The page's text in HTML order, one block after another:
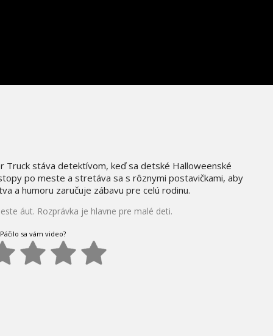
Truck stáva detektívom, keď sa detské Halloweenské
po meste a stretáva sa s rôznymi postavičkami, aby
a humoru zaručuje zábavu pre celú rodinu.
áut. Rozprávka je hlavne pre malé deti.
Páčilo sa vám video?